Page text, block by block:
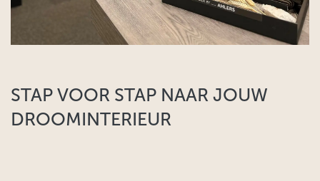
STAP VOOR STAP NAAR JOUW
DROOMINTERIEUR​